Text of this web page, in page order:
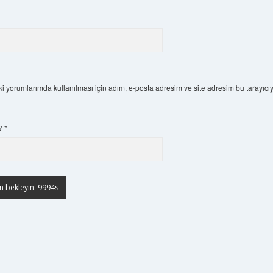
yorumlarımda kullanılması için adım, e-posta adresim ve site adresim bu
*